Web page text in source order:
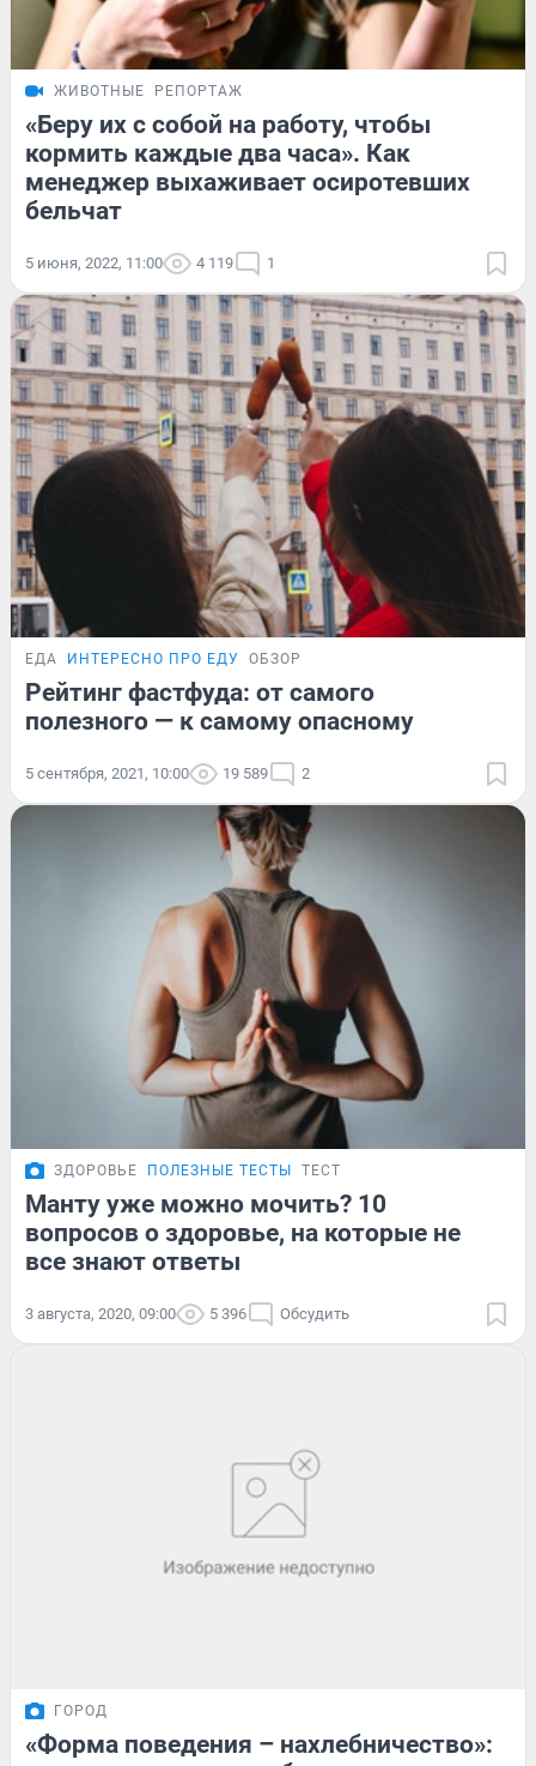
ЖИВОТНЫЕ РЕПОРТАЖ
«Беру их с собой на работу, чтобы
кормить каждые два часа». Как
менеджер выхаживает осиротевших
бельчат
5 июня, 2022, 11:00 4 119 1
ЕДА ИНТЕРЕСНО ПРО ЕДУ ОБЗОР
Рейтинг фастфуда: от самого
полезного — к самому опасному
5 сентября, 2021, 10:00 19 589 2
ЗДОРОВЬЕ ПОЛЕЗНЫЕ ТЕСТЫ ТЕСТ
Манту уже можно мочить? 10
вопросов о здоровье, на которые не
все знают ответы
3 августа, 2020, 09:00 5 396 Обсудить
ГОРОД
«Форма поведения – нахлебничество»: